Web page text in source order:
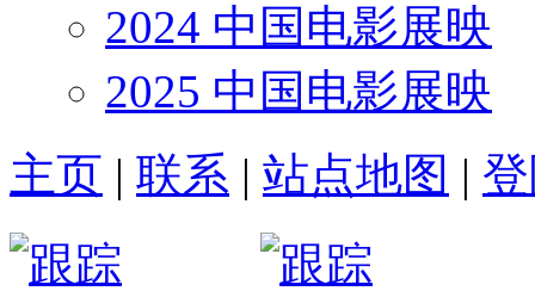
2024 中国电影展映
2025 中国电影展映
主页 | 联系 | 站点地图 |